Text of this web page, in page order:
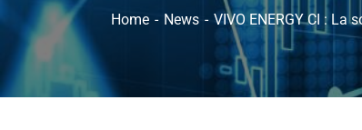
Home News VIVO ENERGY CI : La